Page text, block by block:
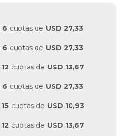
6 cuotas de USD 27,33
6 cuotas de USD 27,33
12 cuotas de USD 13,67
6 cuotas de USD 27,33
15 cuotas de USD 10,93
12 cuotas de USD 13,67